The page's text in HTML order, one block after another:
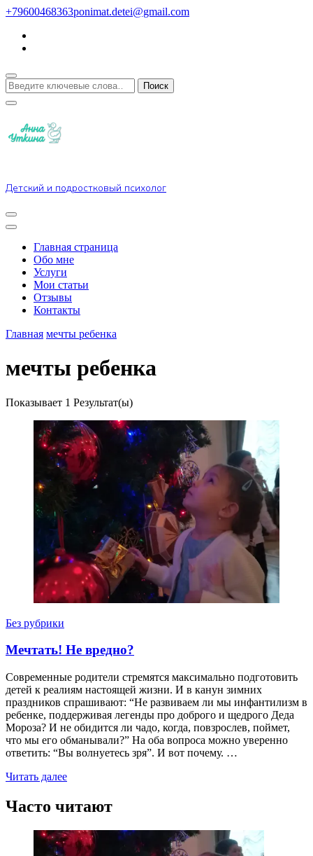
Перейти
содержимому
+79600468363ponimat.detei@gmail.com
Ищите
что-
то?
Детский и подростковый психолог
Главная страница
Обо мне
Услуги
Мои статьи
Отзывы
Контакты
Главная мечты ребенка
мечты ребенка
Показывает 1 Результат(ы)
Без рубрики
Мечтать! Не вредно?
Современные родители стремятся максимально подготовить
детей к реалиям настоящей жизни. И в канун зимних
праздников спрашивают: “Не развиваем ли мы инфантилизм в
ребенке, поддерживая легенды про доброго и щедрого Деда
Мороза? И не обидится ли чадо, когда, повзрослев, поймет,
что мы его обманывали?” На оба вопроса можно уверенно
ответить: “Вы волнуетесь зря”. И вот почему. …
Читать далее
Часто читают